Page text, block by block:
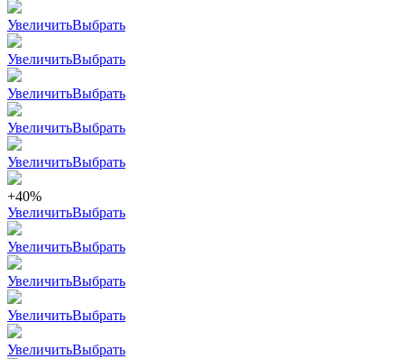
УвеличитьВыбрать
УвеличитьВыбрать
УвеличитьВыбрать
УвеличитьВыбрать
УвеличитьВыбрать
+40%
УвеличитьВыбрать
УвеличитьВыбрать
УвеличитьВыбрать
УвеличитьВыбрать
УвеличитьВыбрать